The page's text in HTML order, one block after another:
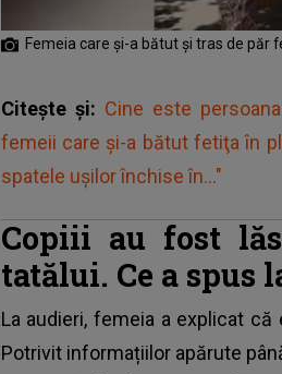
Femeia care și-a bătut și tras de păr
Citește și: Cine este
femeii care și-a bătut fetiţa în
spatele ușilor închise în..."
Copiii au fost
tatălui. Ce a spus
La audieri, femeia a explicat
Potrivit informațiilor apărute